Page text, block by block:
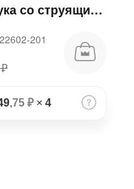
Блузка из бамбука со струящимися рукавами
201
,75 ₽× 4